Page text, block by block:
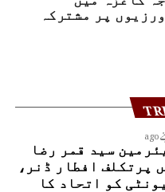
پر مشترکہ
سید قمر رضا
پرتکلف افطار ڈنر،
کو اتحاد کا